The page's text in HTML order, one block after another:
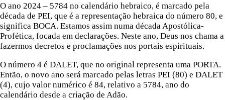
O ano 2024 – 5784 no calendário hebraico, é marcado pela
década de PEI, que é a representação hebraica do número 80, e
significa BOCA. Estamos assim numa década Apostólica-
Profética, focada em declarações. Neste ano, Deus nos chama a
fazermos decretos e proclamações nos portais espirituais.
O número 4 é DALET, que no original representa uma PORTA.
Então, o novo ano será marcado pelas letras PEI (80) e DALET
(4), cujo valor numérico é 84, relativo a 5784, ano do
calendário desde a criação de Adão.